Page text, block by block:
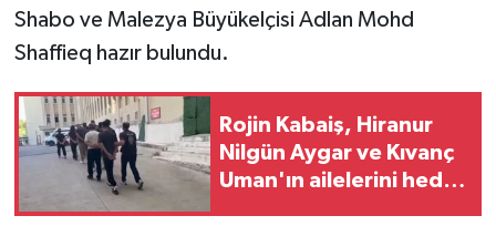
Shabo ve Malezya Büyükelçisi Adlan Mohd
Shaffieq hazır bulundu.
Rojin Kabaiş, Hiranur
Nilgün Aygar ve Kıvanç
Uman'ın ailelerini hedef